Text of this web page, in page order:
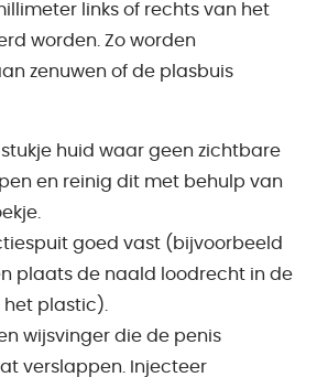
links of rechts van het
worden. Zo worden
zenuwen of de plasbuis
huid waar geen zichtbare
en reinig dit met behulp van
goed vast (bijvoorbeeld
plaats de naald loodrecht in de
plastic).
wijsvinger die de penis
verslappen. Injecteer